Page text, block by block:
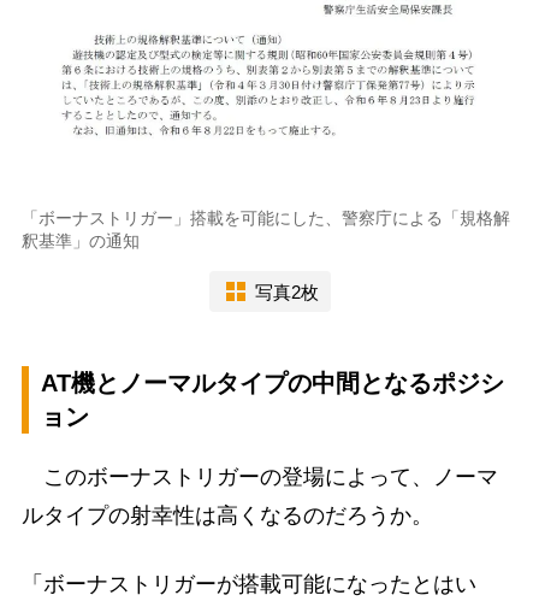
「ボーナストリガー」搭載を可能にした、警察庁による「規格解
釈基準」の通知
写真2枚
AT機とノーマルタイプの中間となるポジシ
ョン
このボーナストリガーの登場によって、ノーマ
ルタイプの射幸性は高くなるのだろうか。
「ボーナストリガーが搭載可能になったとはい